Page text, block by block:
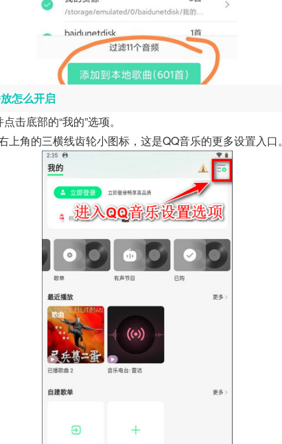
怎么开启
击底部的“我的”选项。
上角的三横线齿轮小图标，这是QQ音乐的更多设置入口。